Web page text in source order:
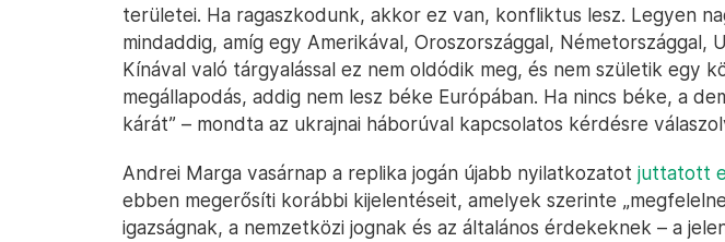
területei. Ha ragaszkodunk, akkor ez van, konfliktus lesz. Legyen
mindaddig, amíg egy Amerikával, Oroszországgal, Németországgal,
Kínával való tárgyalással ez nem oldódik meg, és nem születik egy
megállapodás, addig nem lesz béke Európában. Ha nincs béke, a
kárát” – mondta az ukrajnai háborúval kapcsolatos kérdésre
Andrei Marga vasárnap a replika jogán újabb nyilatkozatot juttatott
ebben megerősíti korábbi kijelentéseit, amelyek szerinte
igazságnak, a nemzetközi jognak és az általános érdekeknek – a